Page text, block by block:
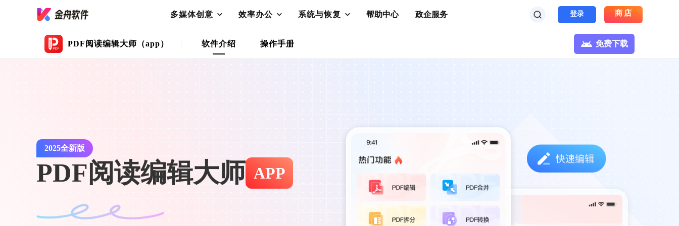
多媒体创意 效率办公 系统与恢复 帮助中心 政企服务 登录 商店
PDF阅读编辑大师（app） 软件介绍 操作手册 免费下载
2025全新版
PDF阅读编辑大师 APP